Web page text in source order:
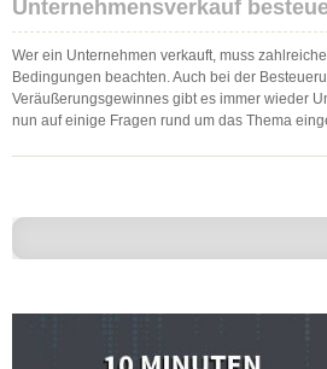
Unternehmensverkauf
Wer ein Unternehmen verkauft, muss
Bedingungen beachten. Auch bei der
Veräußerungsgewinnes gibt es immer wieder
nun auf einige Fragen rund um das Thema